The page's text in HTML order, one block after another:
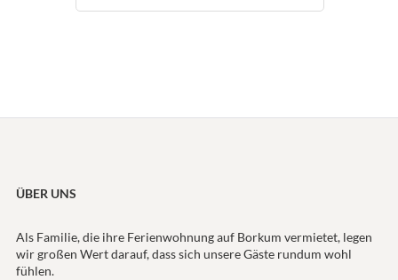
ÜBER UNS
Als Familie, die ihre Ferienwohnung auf Borkum vermietet, legen
wir großen Wert darauf, dass sich unsere Gäste rundum wohl
fühlen.